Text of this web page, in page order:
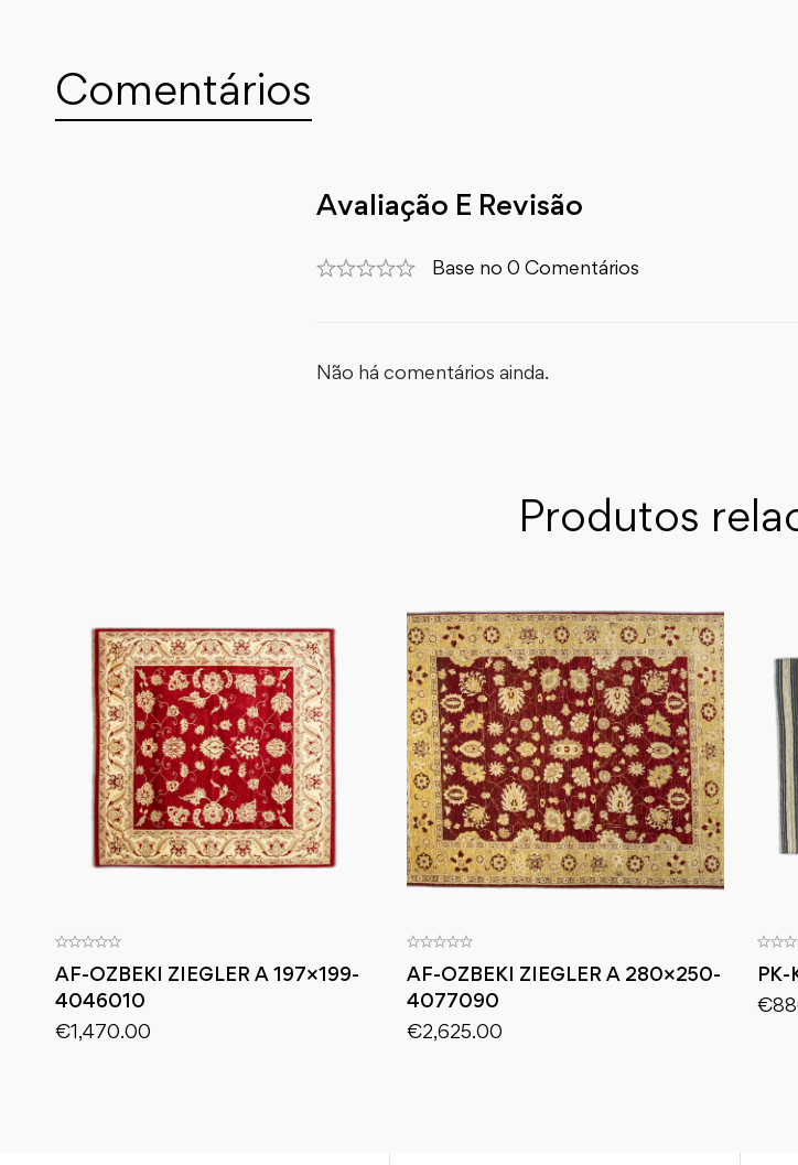
Comentários
Avaliação E Revisão
Base no 0 Comentários
Não há comentários ainda.
Produtos
AF-OZBEKI ZIEGLER A 197×199-
4046010
€1,470.00
AF-OZBEKI ZIEGLER A 280×250-
4077090
€2,625.00
€